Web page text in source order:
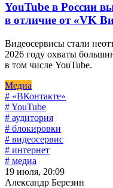
YouTube в России
в отличие от «VK
Видеосервисы стали
2026 году охваты
в том числе YouTube.
Медиа
# «ВКонтакте»
# YouTube
# аудитория
# блокировки
# видеосервис
# интернет
# медиа
19 июля, 20:09
Александр Березин